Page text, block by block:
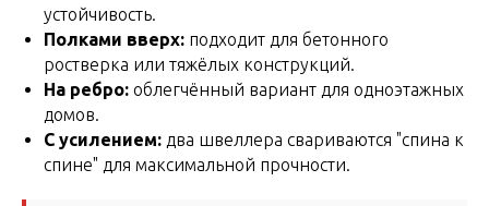
устойчивость.
Полками вверх: подходит для бетонного
ростверка или тяжёлых конструкций.
На ребро: облегчённый вариант для одноэтажных
домов.
С усилением: два швеллера свариваются "спина к
спине" для максимальной прочности.